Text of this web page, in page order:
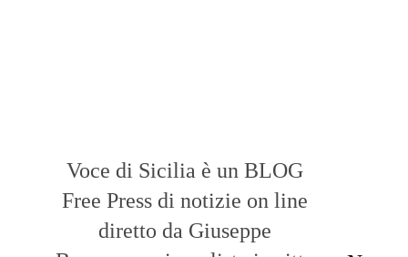
Voce di Sicilia è un BLOG
Free Press di notizie on line
diretto da Giuseppe